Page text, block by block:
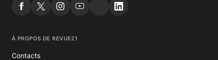
À PROPOS DE REVUE21
Contacts